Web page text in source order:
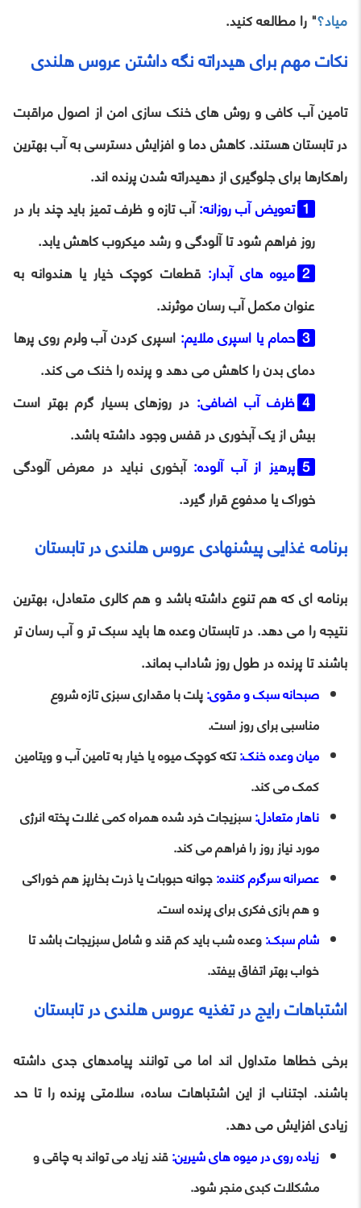
میاد؟" را مطالعه کنید.
نکات مهم برای هیدراته نگه داشتن عروس هلندی
تامین آب کافی و روش های خنک سازی امن از اصول مراقبت
در تابستان هستند. کاهش دما و افزایش دسترسی به آب بهترین
راهکارها برای جلوگیری از دهیدراته شدن پرنده اند.
تعویض آب روزانه:آب تازه و ظرف تمیز باید چند بار در
روز فراهم شود تا آلودگی و رشد میکروب کاهش یابد.
میوه های آبدار: قطعات کوچک خیار یا هندوانه به
عنوان مکمل آب رسان موثرند.
حمام یا اسپری ملایم: اسپری کردن آب ولرم روی پرها
دمای بدن را کاهش می دهد و پرنده را خنک می کند.
ظرف آب اضافی: در روزهای بسیار گرم بهتر است
بیش از یک آبخوری در قفس وجود داشته باشد.
پرهیز از آب آلوده: آبخوری نباید در معرض آلودگی
خوراک یا مدفوع قرار گیرد.
برنامه غذایی پیشنهادی عروس هلندی در تابستان
برنامه ای که هم تنوع داشته باشد و هم کالری متعادل، بهترین
نتیجه را می دهد. در تابستان وعده ها باید سبک تر و آب رسان تر
باشند تا پرنده در طول روز شاداب بماند.
صبحانه سبک و مقوی:پلت با مقداری سبزی تازه شروع
مناسبی برای روز است.
میان وعده خنک:تکه کوچک میوه یا خیار به تامین آب و ویتامین
کمک می کند.
ناهار متعادل:سبزیجات خرد شده همراه کمی غلات پخته انرژی
مورد نیاز روز را فراهم می کند.
عصرانه سرگرم کننده:جوانه حبوبات یا ذرت بخارپز هم خوراکی
و هم بازی فکری برای پرنده است.
شام سبک:وعده شب باید کم قند و شامل سبزیجات باشد تا
خواب بهتر اتفاق بیفتد.
اشتباهات رایج در تغذیه عروس هلندی در تابستان
برخی خطاها متداول اند اما می توانند پیامدهای جدی داشته
باشند. اجتناب از این اشتباهات ساده، سلامتی پرنده را تا حد
زیادی افزایش می دهد.
زیاده روی در میوه های شیرین:قند زیاد می تواند به چاقی و
مشکلات کبدی منجر شود.